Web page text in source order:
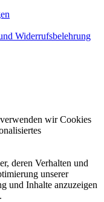
Widerrufsbelehrung
wir Cookies
deren Verhalten und
unserer
und Inhalte anzuzeigen